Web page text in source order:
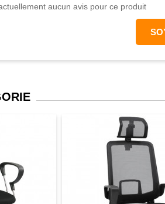
aucun avis pour ce produit